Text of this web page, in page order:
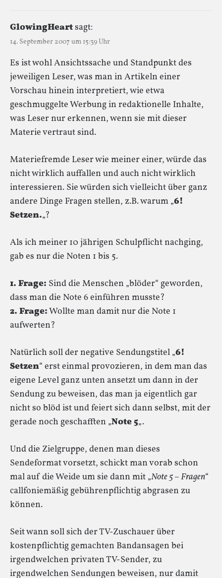
GlowingHeartsagt:
14. September 2007 um 15:39 Uhr
Es ist wohl Ansichtssache und Standpunkt des
jeweiligen Leser, was man in Artikeln einer
Vorschau hinein interpretiert, wie etwa
geschmuggelte Werbung in redaktionelle Inhalte,
was Leser nur erkennen, wenn sie mit dieser
Materie vertraut sind.
Materiefremde Leser wie meiner einer, würde das
nicht wirklich auffallen und auch nicht wirklich
interessieren. Sie würden sich vielleicht über ganz
andere Dinge Fragen stellen, z.B. warum „6!
Setzen.„?
Als ich meiner 10 jährigen Schulpflicht nachging,
gab es nur die Noten 1 bis 5.
1. Frage: Sind die Menschen „blöder“ geworden,
dass man die Note 6 einführen musste?
2. Frage:Wollte man damit nur die Note 1
aufwerten?
Natürlich soll der negative Sendungstitel „6!
Setzen“ erst einmal provozieren, in dem man das
eigene Level ganz unten ansetzt um dann in der
Sendung zu beweisen, das man ja eigentlich gar
nicht so blöd ist und feiert sich dann selbst, mit der
gerade noch geschafften „Note 5„.
Und die Zielgruppe, denen man dieses
Sendeformat vorsetzt, schickt man vorab schon
mal auf die Weide um sie dann mit „Note 5 – Fragen“
callfoniemäßig gebührenpflichtig abgrasen zu
können.
Seit wann soll sich der TV-Zuschauer über
kostenpflichtig gemachten Bandansagen bei
irgendwelchen privaten TV-Sender, zu
irgendwelchen Sendungen beweisen, nur damit